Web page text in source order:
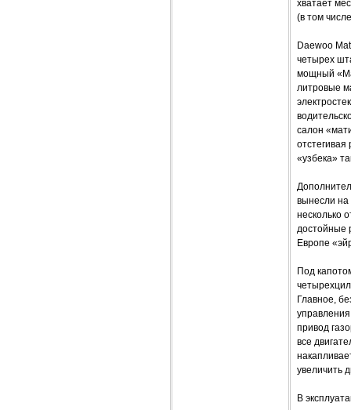
хватает
(в том
Daewoo
четырех
мощный
литровые
салон
«узбека»
вынесли на
несколько
достойные
Европе
Под
Главное,
привод
все
увеличить
В